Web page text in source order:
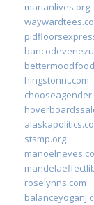
marianlives.org
hingstonnt.com
stsmp.org
roselynns.com